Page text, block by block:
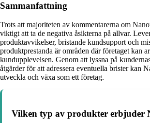
Sammanfattning
Trots att majoriteten av kommentarerna om
viktigt att ta de negativa åsikterna på allvar.
produktavvikelser, bristande kundsupport och
produktprestanda är områden där företaget kan
kundupplevelsen. Genom att lyssna på
åtgärder för att adressera eventuella brister kan
utveckla och växa som ett företag.
Vilken typ av produkter erbjuder